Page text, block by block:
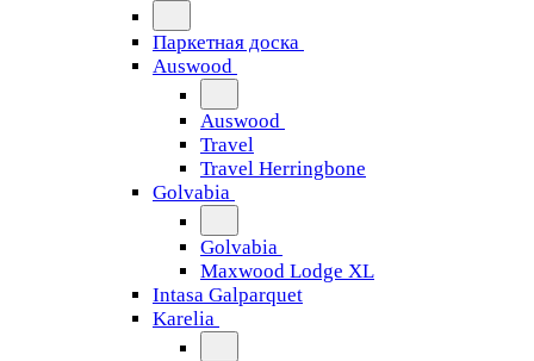
Паркетная доска
Auswood
Auswood
Travel
Travel Herringbone
Golvabia
Golvabia
Maxwood Lodge XL
Intasa Galparquet
Karelia